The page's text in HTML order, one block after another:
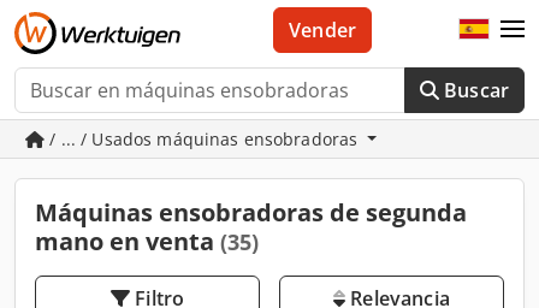
Buscar
Vender
/ ... / Usados máquinas ensobradoras
Máquinas ensobradoras de segunda
mano en venta (35)
Filtro Relevancia